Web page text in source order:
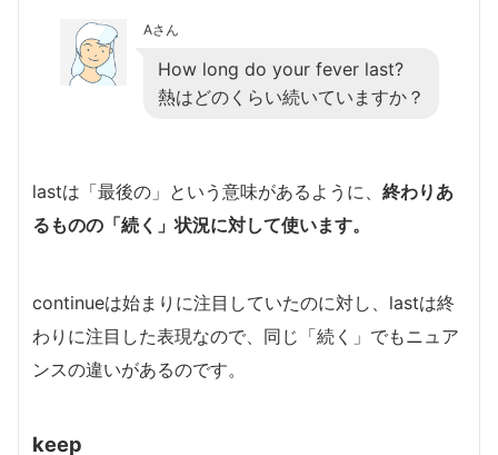
Aさん
How long do your fever last?
熱はどのくらい続いていますか？
lastは「最後の」という意味があるように、 終わりあ
るものの「続く」状況に対して使います。
continueは始まりに注目していたのに対し、lastは終
わりに注目した表現なので、同じ「続く」でもニュア
ンスの違いがあるのです。
keep